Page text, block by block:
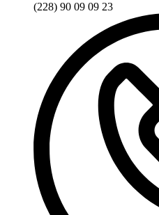
(228) 90 09 09 23